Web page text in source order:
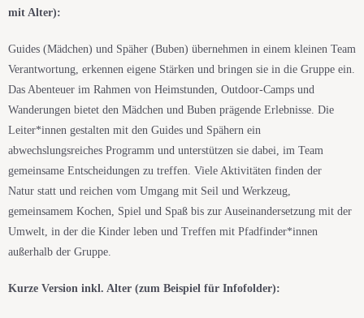
mit Alter):
Guides (Mädchen) und Späher (Buben) übernehmen in einem kleinen Team
Verantwortung, erkennen eigene Stärken und bringen sie in die Gruppe ein.
Das Abenteuer im Rahmen von Heimstunden, Outdoor-Camps und
Wanderungen bietet den Mädchen und Buben prägende Erlebnisse. Die
Leiter*innen gestalten mit den Guides und Spähern ein
abwechslungsreiches Programm und unterstützen sie dabei, im Team
gemeinsame Entscheidungen zu treffen. Viele Aktivitäten finden der
Natur statt und reichen vom Umgang mit Seil und Werkzeug,
gemeinsamem Kochen, Spiel und Spaß bis zur Auseinandersetzung mit der
Umwelt, in der die Kinder leben und Treffen mit Pfadfinder*innen
außerhalb der Gruppe.
Kurze Version inkl. Alter (zum Beispiel für Infofolder):